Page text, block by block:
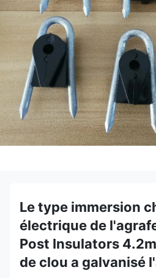
Le type immersion
électrique de
Post Insulators
de clou a galvanisé